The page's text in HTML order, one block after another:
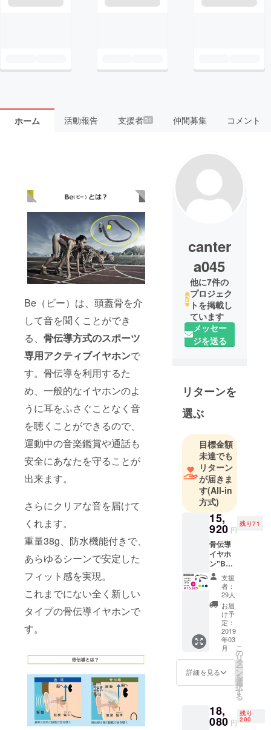
ホーム 活動報告 支援者31 仲間募集 コメント
Be（ビー）は、頭蓋骨を介
して音を聞くことができ
る、 骨伝導方式のスポーツ
専用アクティブイヤホンで
す。骨伝導を利用するた
め、一般的なイヤホンのよ
うに耳をふさぐことなく音
を聴くことができるので、
運動中の音楽鑑賞や通話も
安全にあなたを守ることが
出来ます。
さらにクリアな音を届けて
くれます。
重量38g、防水機能付きで、
あらゆるシーンで安定した
フィット感を実現。
これまでにない全く新しい
タイプの骨伝導イヤホンで
す。
canter
a045
他に7件の
プロジェク
トを掲載し
ています
メッセー
ジを送る
リターンを
選ぶ
目標金額
未達でも
リターン
が届きま
す(All-in
方式)
15,
920 円
残り71
骨伝導
イヤホ
ン"Be"
×1 商品
代金
15120
円
(30%off
)+送料
800円
＊プル
ダウン
にてカ
ラーを
お選び
くださ
支援
者：
29人
お届
け予
定：
2019
年03
月
詳細を見る
こ
の
リ
タ
ー
ン
を
選
択
す
る
18,
080 円
残り
200